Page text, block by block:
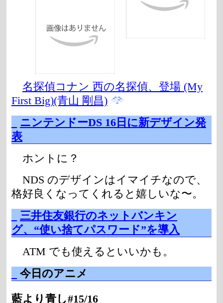
名探偵コナン 西の名探偵、登場 (My
First Big)(青山 剛昌)
ニンテンドーDS 16日に新デザイン発
表
ホントに？
NDS のデザインはイマイチなので、
格好良くなってくれると嬉しいな〜。
三井住友銀行のネットバンキン
グ、“使い捨てパスワード”を導入
ATM でも使えるといいかも。
今日のアニメ
藍より青し#15/16